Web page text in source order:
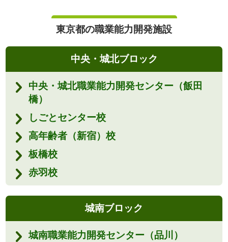
東京都の職業能力開発施設
中央・城北ブロック
中央・城北職業能力開発センター（飯田
橋）
しごとセンター校
高年齢者（新宿）校
板橋校
赤羽校
城南ブロック
城南職業能力開発センター（品川）